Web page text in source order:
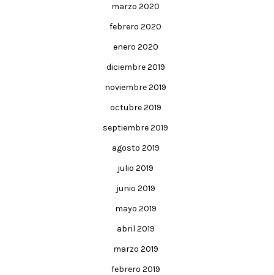
marzo 2020
febrero 2020
enero 2020
diciembre 2019
noviembre 2019
octubre 2019
septiembre 2019
agosto 2019
julio 2019
junio 2019
mayo 2019
abril 2019
marzo 2019
febrero 2019